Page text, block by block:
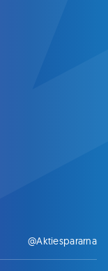
@Aktiespararna